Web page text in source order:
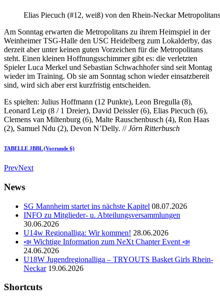
Elias Piecuch (#12, weiß) von den Rhein-Neckar
Am Sonntag erwarten die Metropolitans zu ihrem Heimspiel in der
Weinheimer TSG-Halle den USC Heidelberg zum Lokalderby, das
derzeit aber unter keinen guten Vorzeichen für die Metropolitans
steht. Einen kleinen Hoffnungsschimmer gibt es: die verletzten
Spieler Luca Merkel und Sebastian Schwachhofer sind seit Montag
wieder im Training. Ob sie am Sonntag schon wieder einsatzbereit
sind, wird sich aber erst kurzfristig entscheiden.
Es spielten: Julius Hoffmann (12 Punkte), Leon Bregulla (8),
Leonard Leip (8 / 1 Dreier), David Deissler (6), Elias Piecuch (6),
Clemens van Miltenburg (6), Malte Rauschenbusch (4), Ron Haas
(2), Samuel Ndu (2), Devon N’Delly. //Jörn Ritterbusch
TABELLE JBBL (Vorrunde 6)
PrevNext
News
SG Mannheim startet ins nächste Kapitel 08.07.2026
INFO zu Mitglieder- u. Abteilungsversammlungen
30.06.2026
U14w Regionalliga: Wir kommen! 28.06.2026
📣 Wichtige Information zum NeXt Chapter Event 📣
24.06.2026
U18W Jugendregionalliga – TRYOUTS Basket Girls Rhein-
Neckar 19.06.2026
Shortcuts